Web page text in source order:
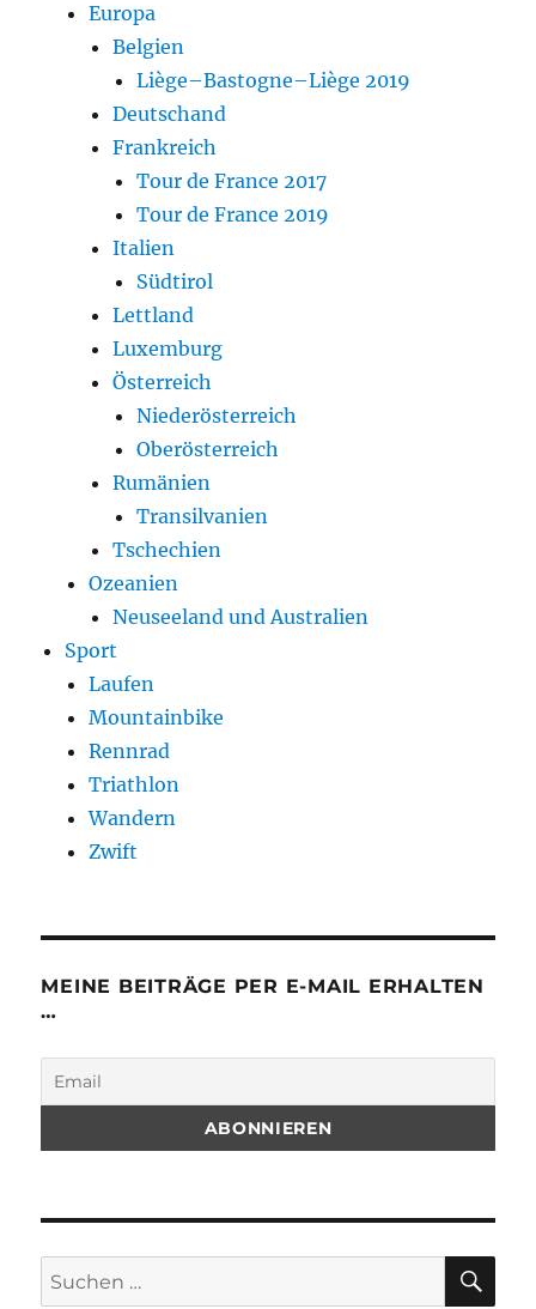
Europa
Belgien
Liège–Bastogne–Liège 2019
Deutschand
Frankreich
Tour de France 2017
Tour de France 2019
Italien
Südtirol
Lettland
Luxemburg
Österreich
Niederösterreich
Oberösterreich
Rumänien
Transilvanien
Tschechien
Ozeanien
Neuseeland und Australien
Sport
Laufen
Mountainbike
Rennrad
Triathlon
Wandern
Zwift
MEINE BEITRÄGE PER E-MAIL ERHALTEN
…
Suchen